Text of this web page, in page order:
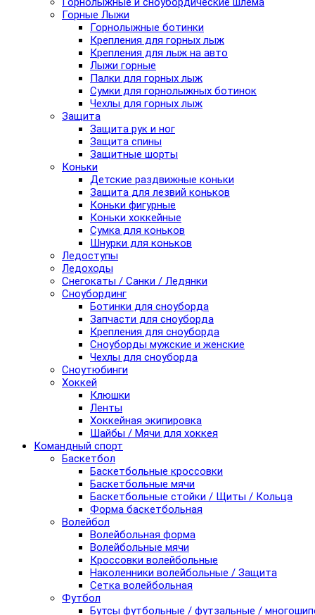
Горные Лыжи
Горнолыжные ботинки
Крепления для горных лыж
Крепления для лыж на авто
Лыжи горные
Палки для горных лыж
Сумки для горнолыжных ботинок
Чехлы для горных лыж
Защита
Защита рук и ног
Защита спины
Защитные шорты
Коньки
Детские раздвижные коньки
Защита для лезвий коньков
Коньки фигурные
Коньки хоккейные
Сумка для коньков
Шнурки для коньков
Ледоступы
Ледоходы
Снегокаты / Санки / Ледянки
Сноубординг
Ботинки для сноуборда
Запчасти для сноуборда
Крепления для сноуборда
Сноуборды мужские и женские
Чехлы для сноуборда
Сноутюбинги
Хоккей
Клюшки
Ленты
Хоккейная экипировка
Шайбы / Мячи для хоккея
Командный спорт
Баскетбол
Баскетбольные кроссовки
Баскетбольные мячи
Баскетбольные стойки / Щиты / Кольца
Форма баскетбольная
Волейбол
Волейбольная форма
Волейбольные мячи
Кроссовки волейбольные
Наколенники волейбольные / Защита
Сетка волейбольная
Футбол
Бутсы футбольные / футзальные /